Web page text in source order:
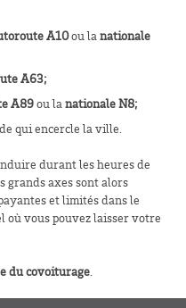
A10ou lanationale
A63;
A89ou lanationale N8;
qui encercle la ville.
durant les heures de
grands axes sont alors
et limités dans le
vous pouvez laisser votre
du covoiturage.